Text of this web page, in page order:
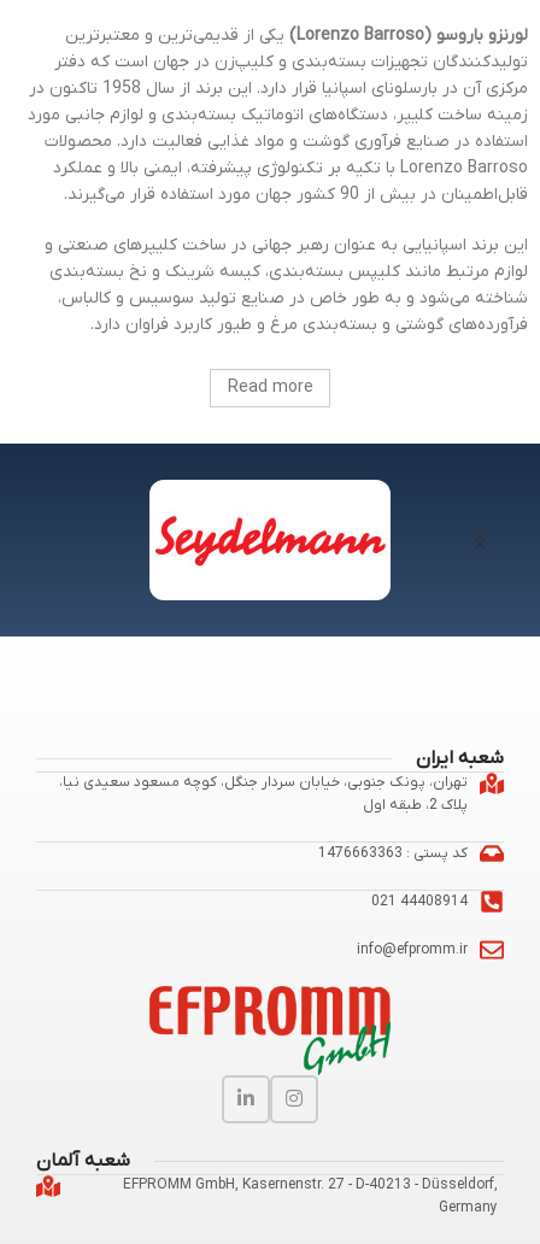
لورنزو باروسو (Lorenzo Barroso)
یکی از قدیمی‌ترین و معتبرترین
تولیدکنندگان تجهیزات بسته‌بندی و کلیپ‌زن در جهان است که دفتر
مرکزی آن در بارسلونای اسپانیا قرار دارد. این برند از سال 1958 تاکنون در
زمینه ساخت کلیپر، دستگاه‌های اتوماتیک بسته‌بندی و لوازم جانبی مورد
استفاده در صنایع فرآوری گوشت و مواد غذایی فعالیت دارد. محصولات
Lorenzo Barroso با تکیه بر تکنولوژی پیشرفته، ایمنی بالا و عملکرد
قابل‌اطمینان در بیش از 90 کشور جهان مورد استفاده قرار می‌گیرند.
این برند اسپانیایی به عنوان رهبر جهانی در ساخت کلیپرهای صنعتی و
لوازم مرتبط مانند کلیپس بسته‌بندی، کیسه شرینک و نخ بسته‌بندی
شناخته می‌شود و به طور خاص در صنایع تولید سوسیس و کالباس،
فرآورده‌های گوشتی و بسته‌بندی مرغ و طیور کاربرد فراوان دارد.
Read more
شعبه ایران
تهران، پونک جنوبی، خیابان سردار جنگل، کوچه مسعود سعیدی نیا،
پلاک 2، طبقه اول
کد پستی : 1476663363
44408914 021
info@efpromm.ir
شعبه آلمان
EFPROMM GmbH, Kasernenstr. 27 - D-40213 - Düsseldorf,
Germany